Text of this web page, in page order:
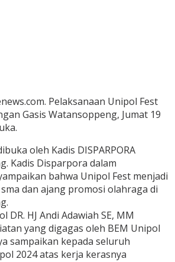
Pelaksanaan Unipol Fest
Gasis Watansoppeng, Jumat 19
oleh Kadis DISPARPORA
Kadis Disparpora dalam
bahwa Unipol Fest menjadi
dan ajang promosi olahraga di
DR. HJ Andi Adawiah SE, MM
yang digagas oleh BEM Unipol
sampaikan kepada seluruh
2024 atas kerja kerasnya